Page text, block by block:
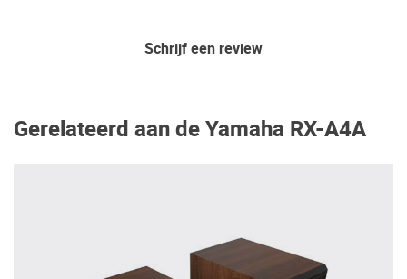
Schrijf een review
Gerelateerd aan de Yamaha RX-A4A